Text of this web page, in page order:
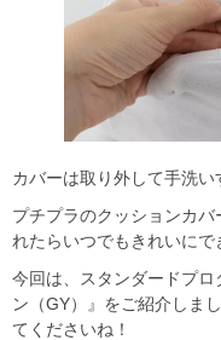
カバーは取り外して手洗い
プチプラのクッションカ
れたらいつでもきれいにで
今回は、スタンダードプ
ン（GY）』をご紹介しま
てくださいね！